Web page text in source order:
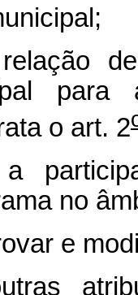
o art. 2
no
e